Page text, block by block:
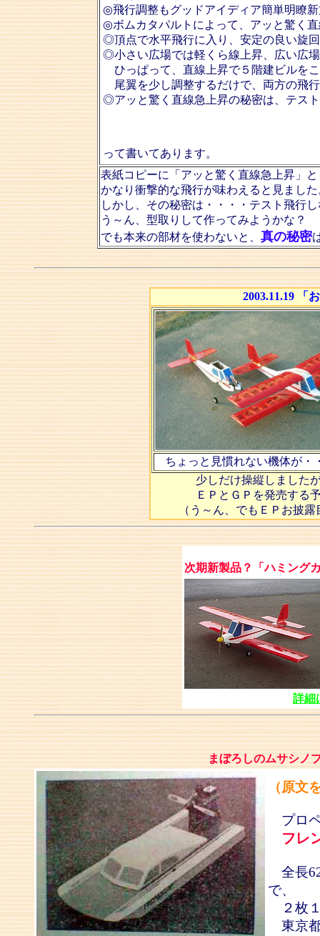
◎飛行調整もグッドアイディア簡単明瞭
◎ボムカタパルトによって、アッと驚く
◎頂点で水平飛行に入り、安定の良い旋
◎小さい広場では軽くら線上昇、広い広
ひっぱって、直線上昇で５階建ビルを
尾翼を少し調整するだけで、両方の飛
◎アッと驚く直線急上昇の秘密は、テス
って書いてあります。
表紙コピーに「アッと驚く直線急上昇」
かなり衝撃的な飛行が味わえると見ました
しかし、その秘密は・・・・テスト飛行
う～ん、型取りして作ってみようかな？
でも本来の部材を使わないと、 真の秘密
2003.11.19 「
ちょっと見慣れない機体が・
少しだけ操縦しました
ＥＰとＧＰを発売する
（う～ん、でもＥＰお披
次期新製品？「ハミング
詳細
まぼろしのムサシ
（原文
プロ
フレ
全長
で、
２枚１
東京